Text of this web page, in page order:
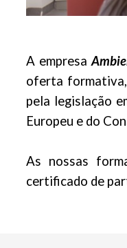
A empresa
oferta formativa,
pela legislação
Europeu e do
As nossas
certificado de